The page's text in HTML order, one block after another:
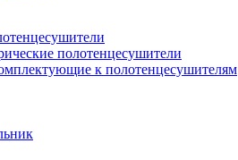
полотенцесушители
к полотенцесушителям